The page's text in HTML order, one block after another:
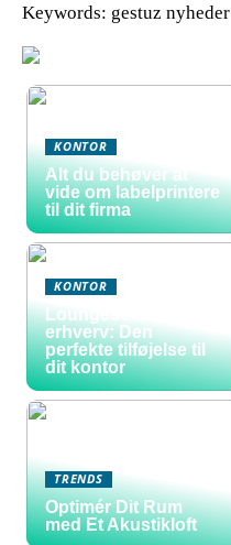
Keywords: gestuz nyheder
KONTOR
Alt du behøver at
vide om labelprintere
til dit firma
KONTOR
Loungesofa til
erhverv: Den
perfekte tilføjelse til
dit kontor
TRENDS
Optimér Dit Rum
med Et Akustikloft